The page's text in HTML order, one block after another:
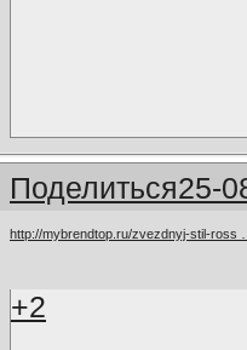
Поделиться25-
http://mybrendtop.ru/zvezdnyj-stil-ross
+2